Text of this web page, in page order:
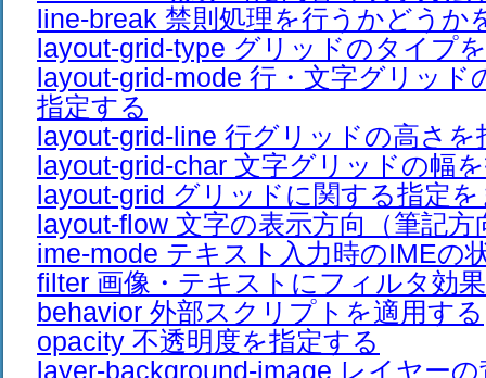
line-break 禁則処理を行うかどうか
layout-grid-type グリッドのタイプ
layout-grid-mode 行・文字グリッド
指定する
layout-grid-line 行グリッドの高さを
layout-grid-char 文字グリッドの幅
layout-grid グリッドに関する指定
layout-flow 文字の表示方向（筆記
ime-mode テキスト入力時のIMEの
filter 画像・テキストにフィルタ効
behavior 外部スクリプトを適用する
opacity 不透明度を指定する
layer-background-image レイヤー